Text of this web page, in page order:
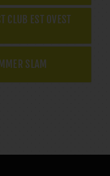
CLUB EST OVEST
SLAM